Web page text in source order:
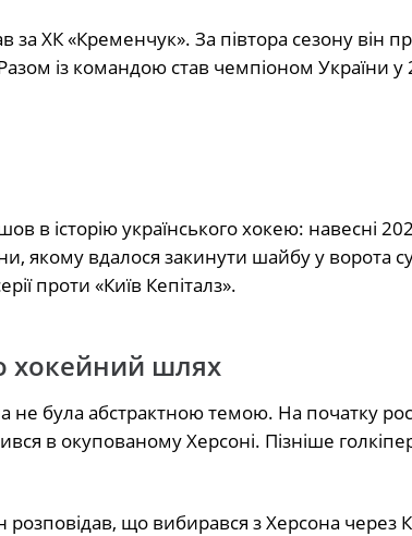
ХК «Кременчук». За півтора сезону він
із командою став чемпіоном України у
в історію українського хокею: навесні
якому вдалося закинути шайбу у ворота
проти «Київ Кепіталз».
хокейний шлях
була абстрактною темою. На початку
в окупованому Херсоні. Пізніше
розповідав, що вибирався з Херсона